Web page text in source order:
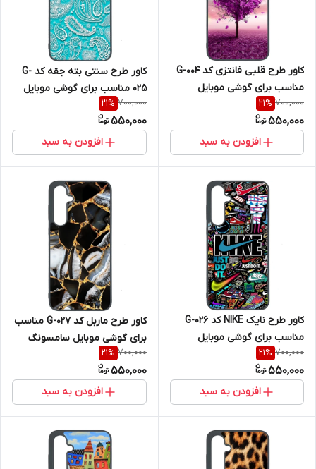
کاور طرح قلبی فانتزی کد G-004
مناسب برای گوشی موبایل
سامسونگ Galaxy A36
700,000
21%
550,000
افزودن به سبد
کاور طرح سنتی بته جقه کد G-
025 مناسب برای گوشی موبایل
سامسونگ Galaxy A36
700,000
21%
550,000
افزودن به سبد
کاور طرح نایک NIKE کد G-026
مناسب برای گوشی موبایل
سامسونگ Galaxy A36
700,000
21%
550,000
افزودن به سبد
کاور طرح ماربل کد G-027 مناسب
برای گوشی موبایل سامسونگ
Galaxy A36
700,000
21%
550,000
افزودن به سبد